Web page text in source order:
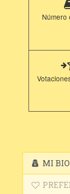
Número
MI BIO